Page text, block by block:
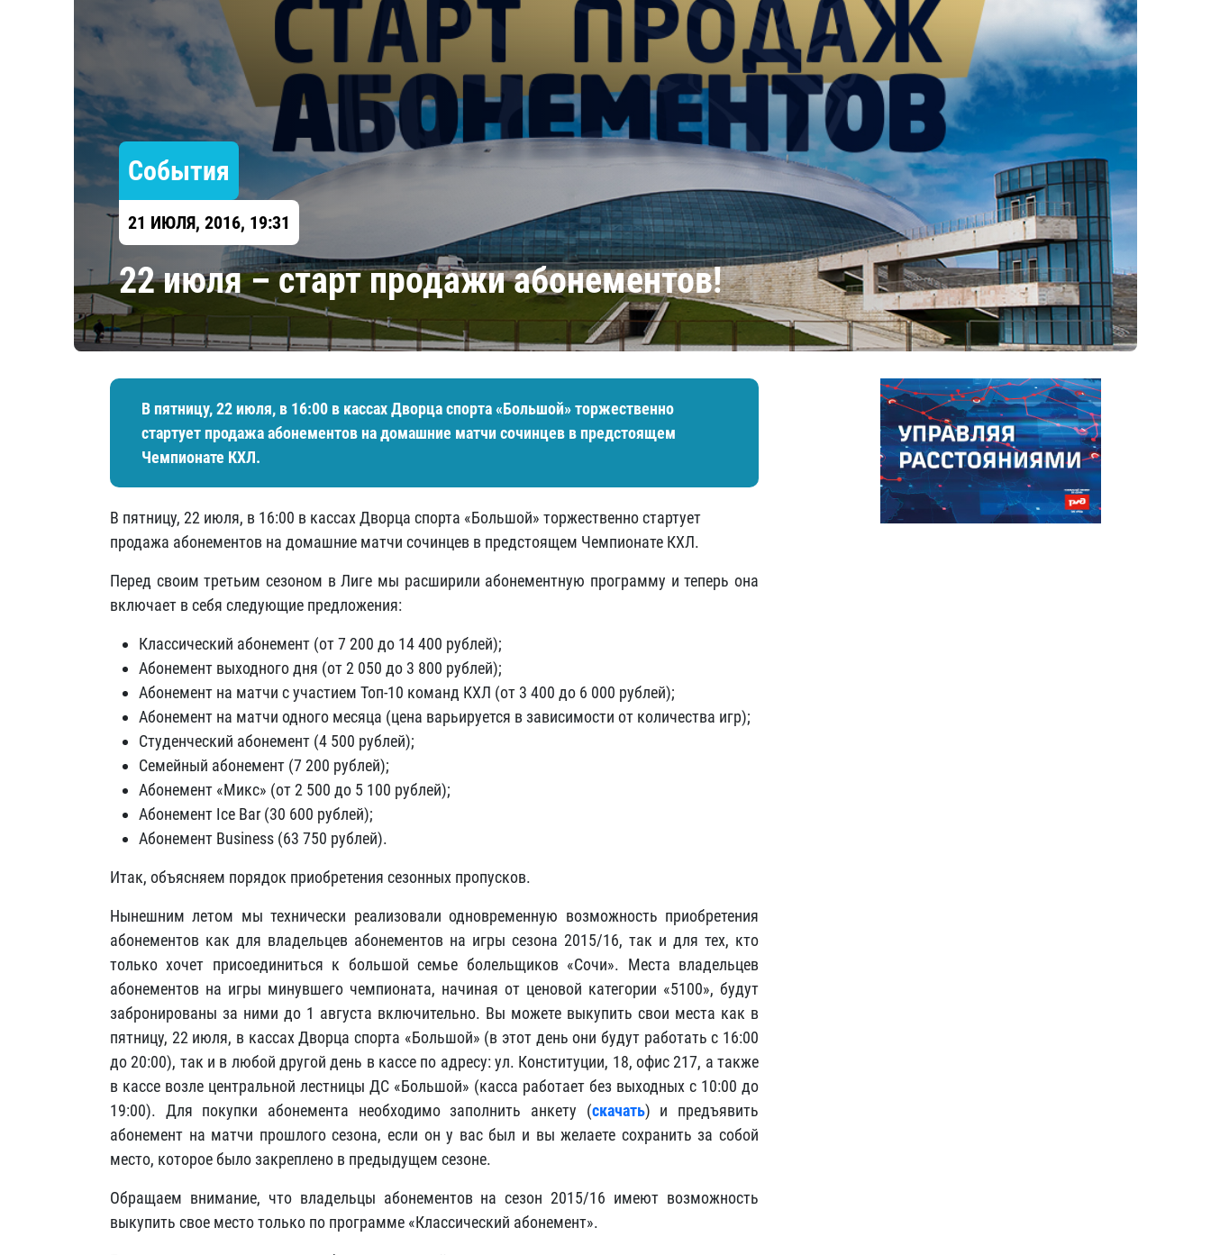
Локомотив
Северсталь
ЦСКА
Шанхайские Драконы
Амур
Барыс
Сибирь
События
21 ИЮЛЯ, 2016, 19:31
22 июля – старт продажи абонементов!
В пятницу, 22 июля, в 16:00 в кассах Дворца спорта «Большой» торжественно
стартует продажа абонементов на домашние матчи сочинцев в предстоящем
Чемпионате КХЛ.
В пятницу, 22 июля, в 16:00 в кассах Дворца спорта «Большой» торжественно стартует
продажа абонементов на домашние матчи сочинцев в предстоящем Чемпионате КХЛ.
Перед своим третьим сезоном в Лиге мы расширили абонементную программу и теперь она
включает в себя следующие предложения:
Классический абонемент (от 7 200 до 14 400 рублей);
Абонемент выходного дня (от 2 050 до 3 800 рублей);
Абонемент на матчи с участием Топ-10 команд КХЛ (от 3 400 до 6 000 рублей);
Абонемент на матчи одного месяца (цена варьируется в зависимости от количества игр);
Студенческий абонемент (4 500 рублей);
Семейный абонемент (7 200 рублей);
Абонемент «Микс» (от 2 500 до 5 100 рублей);
Абонемент Ice Bar (30 600 рублей);
Абонемент Business (63 750 рублей).
Итак, объясняем порядок приобретения сезонных пропусков.
Нынешним летом мы технически реализовали одновременную возможность приобретения
абонементов как для владельцев абонементов на игры сезона 2015/16, так и для тех, кто
только хочет присоединиться к большой семье болельщиков «Сочи». Места владельцев
абонементов на игры минувшего чемпионата, начиная от ценовой категории «5100», будут
забронированы за ними до 1 августа включительно. Вы можете выкупить свои места как в
пятницу, 22 июля, в кассах Дворца спорта «Большой» (в этот день они будут работать с 16:00
до 20:00), так и в любой другой день в кассе по адресу: ул. Конституции, 18, офис 217, а также
в кассе возле центральной лестницы ДС «Большой» (касса работает без выходных с 10:00 до
19:00). Для покупки абонемента необходимо заполнить анкету (скачать) и предъявить
абонемент на матчи прошлого сезона, если он у вас был и вы желаете сохранить за собой
место, которое было закреплено в предыдущем сезоне.
Обращаем внимание, что владельцы абонементов на сезон 2015/16 имеют возможность
выкупить свое место только по программе «Классический абонемент».